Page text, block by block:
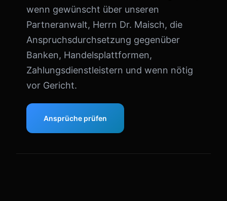
wenn gewünscht über unseren
Partneranwalt, Herrn Dr. Maisch, die
Anspruchsdurchsetzung gegenüber
Banken, Handelsplattformen,
Zahlungsdienstleistern und wenn nötig
vor Gericht.
Ansprüche prüfen